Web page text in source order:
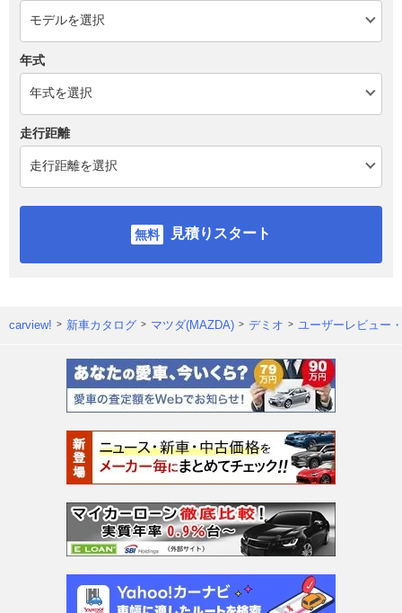
年式
走行距離
見積りスタート
carview! 新車カタログ マツダ(MAZDA) デミオ ユーザーレビュー